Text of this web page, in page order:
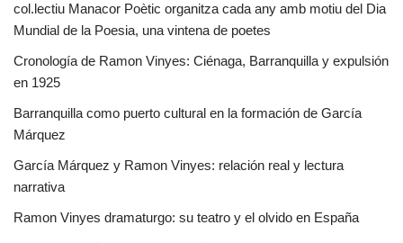
col.lectiu Manacor Poètic organitza cada any amb motiu del Dia
Mundial de la Poesia, una vintena de poetes
Cronología de Ramon Vinyes: Ciénaga, Barranquilla y expulsión
en 1925
Barranquilla como puerto cultural en la formación de García
Márquez
García Márquez y Ramon Vinyes: relación real y lectura
narrativa
Ramon Vinyes dramaturgo: su teatro y el olvido en España